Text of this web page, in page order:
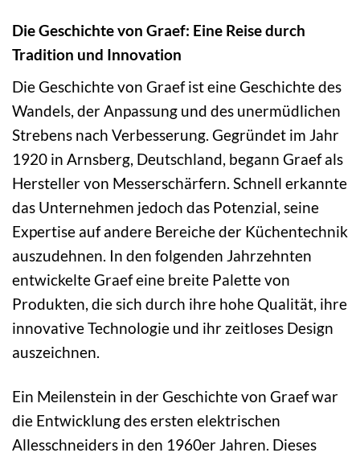
Die Geschichte von Graef: Eine Reise durch
Tradition und Innovation
Die Geschichte von Graef ist eine Geschichte des
Wandels, der Anpassung und des unermüdlichen
Strebens nach Verbesserung. Gegründet im Jahr
1920 in Arnsberg, Deutschland, begann Graef als
Hersteller von Messerschärfern. Schnell erkannte
das Unternehmen jedoch das Potenzial, seine
Expertise auf andere Bereiche der Küchentechnik
auszudehnen. In den folgenden Jahrzehnten
entwickelte Graef eine breite Palette von
Produkten, die sich durch ihre hohe Qualität, ihre
innovative Technologie und ihr zeitloses Design
auszeichnen.
Ein Meilenstein in der Geschichte von Graef war
die Entwicklung des ersten elektrischen
Allesschneiders in den 1960er Jahren. Dieses